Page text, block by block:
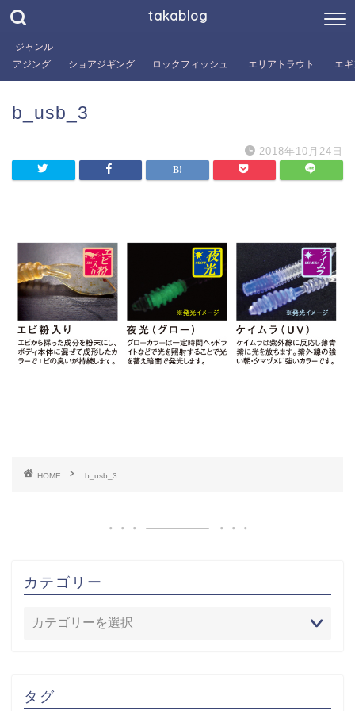
takablog
ジャンル
アジング
ショアジギング ロックフィッシュ エリアトラウト エ
b_usb_3
2018年10月24日
HOME b_usb_3
カテゴリー
タグ